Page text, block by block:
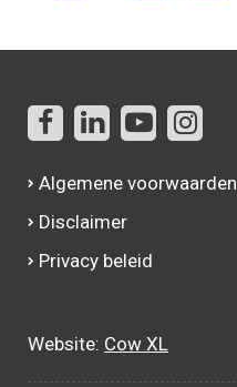
Algemene voorwaarden
Disclaimer
Privacy beleid
Website: Cow XL